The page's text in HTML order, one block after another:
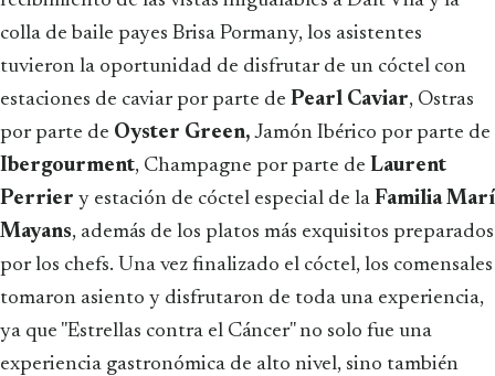
colla de baile payes Brisa Pormany, los asistentes
tuvieron la oportunidad de disfrutar de un cóctel con
estaciones de caviar por parte de Pearl Caviar, Ostras
por parte de Oyster Green, Jamón Ibérico por parte de
Ibergourment, Champagne por parte de Laurent
Perrier y estación de cóctel especial de la Familia Marí
Mayans, además de los platos más exquisitos preparados
por los chefs. Una vez finalizado el cóctel, los comensales
tomaron asiento y disfrutaron de toda una experiencia,
ya que "Estrellas contra el Cáncer" no solo fue una
experiencia gastronómica de alto nivel, sino también